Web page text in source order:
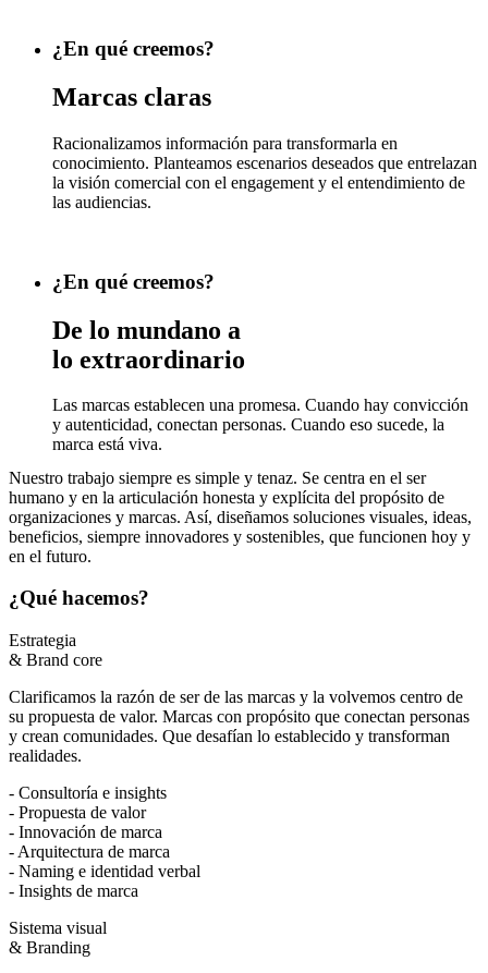
¿En qué creemos?
Marcas claras
Racionalizamos información para transformarla en
conocimiento. Planteamos escenarios deseados que entrelazan
la visión comercial con el engagement y el entendimiento de
las audiencias.
¿En qué creemos?
De lo mundano a
lo extraordinario
Las marcas establecen una promesa. Cuando hay convicción
y autenticidad, conectan personas. Cuando eso sucede, la
marca está viva.
Nuestro trabajo siempre es simple y tenaz. Se centra en el ser
humano y en la articulación honesta y explícita del propósito de
organizaciones y marcas. Así, diseñamos soluciones visuales, ideas,
beneficios, siempre innovadores y sostenibles, que funcionen hoy y
en el futuro.
¿Qué hacemos?
Estrategia
& Brand core
Clarificamos la razón de ser de las marcas y la volvemos centro de
su propuesta de valor. Marcas con propósito que conectan personas
y crean comunidades. Que desafían lo establecido y transforman
realidades.
- Consultoría e insights
- Propuesta de valor
- Innovación de marca
- Arquitectura de marca
- Naming e identidad verbal
- Insights de marca
Sistema visual
& Branding